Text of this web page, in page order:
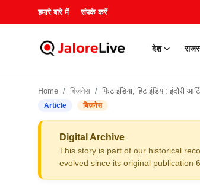
हमारे बारे में संपर्क करें
देश
Home बिज़नेस फिट इंडिया, हिट इंडिया: इंदौरी आर्टिस्ट्स क्रिकेट लीग टूर्नामेंट फिजिकल फिटनेस और रियल-लाइफ
Article बिज़नेस
Digital Archive
This story is part of our historical
evolved since its original publication